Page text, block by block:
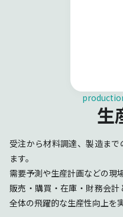
生
受注から材料調達、製造ま
ます。
需要予測や生産計画などの現
販売・購買・在庫・財務会
全体の飛躍的な生産性向上を